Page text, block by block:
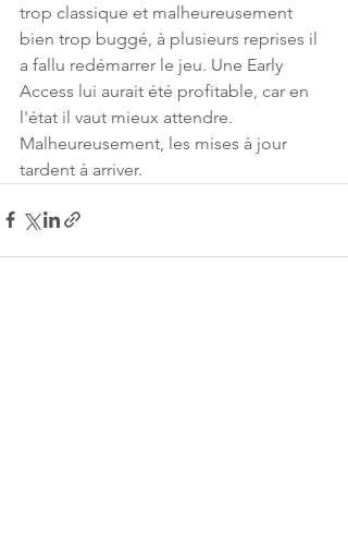
trop classique et malheureusement
bien trop buggé, à plusieurs reprises il
a fallu redémarrer le jeu. Une Early
Access lui aurait été profitable, car en
l'état il vaut mieux attendre.
Malheureusement, les mises à jour
tardent à arriver.